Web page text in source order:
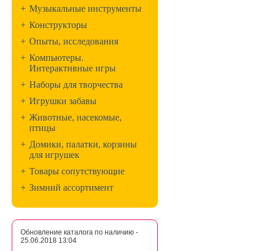
+ Музыкальные инструменты
+ Конструкторы
+ Опыты, исследования
+ Компьютеры.
Интерактивные игры
+ Наборы для творчества
+ Игрушки забавы
+ Животные, насекомые,
птицы
+ Домики, палатки, корзины
для игрушек
+ Товары сопутствующие
+ Зимний ассортимент
Обновление каталога по наличию -
25.06.2018 13:04